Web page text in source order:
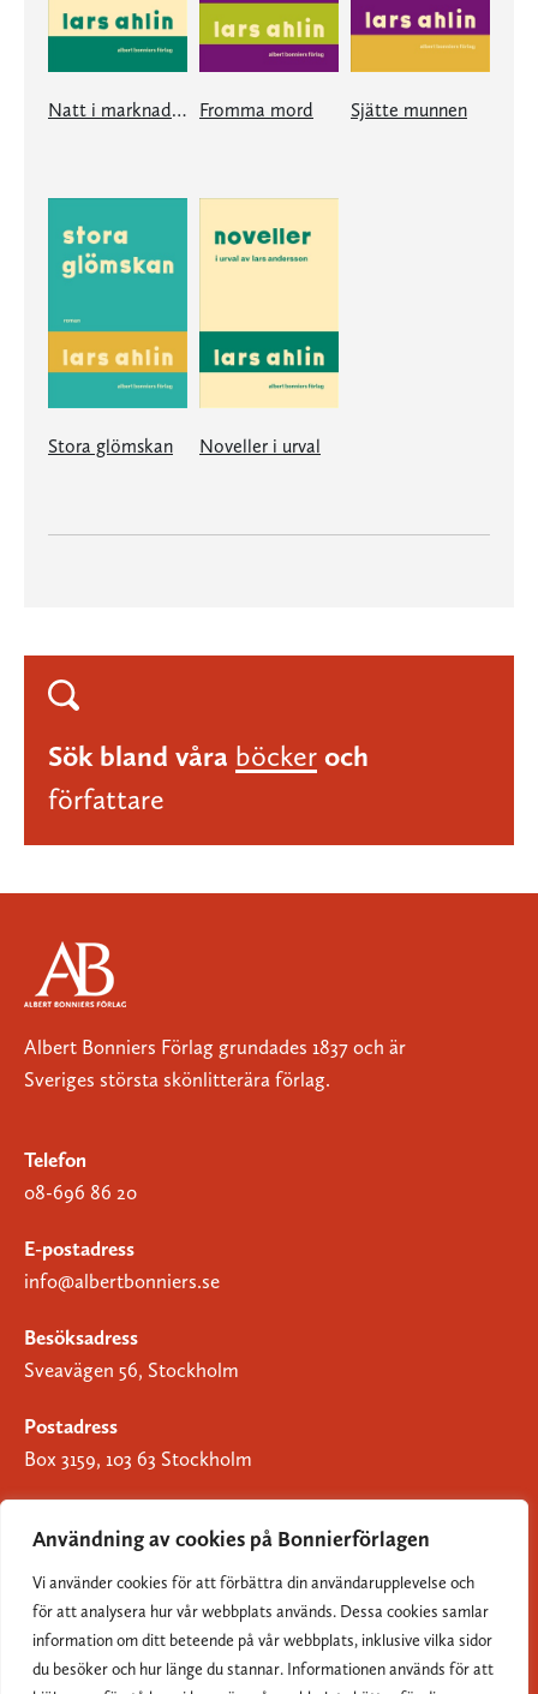
Användning av cookies på Bonnierförlagen
Vi använder cookies för att förbättra din användarupplevelse och
för att analysera hur vår webbplats används. Dessa cookies samlar
information om ditt beteende på vår webbplats, inklusive vilka sidor
du besöker och hur länge du stannar. Informationen används för att
Natt i marknadstältet Fromma mord Sjätte munnen
Stora glömskan Noveller i urval
Sök bland våra böcker och
författare
Albert Bonniers Förlag grundades 1837 och är
Sveriges största skönlitterära förlag.
Telefon
08-696 86 20
E-postadress
info@albertbonniers.se
Besöksadress
Sveavägen 56, Stockholm
Postadress
Box 3159, 103 63 Stockholm
Om Bonnierförlagen
Cookies
Integritetspolicy